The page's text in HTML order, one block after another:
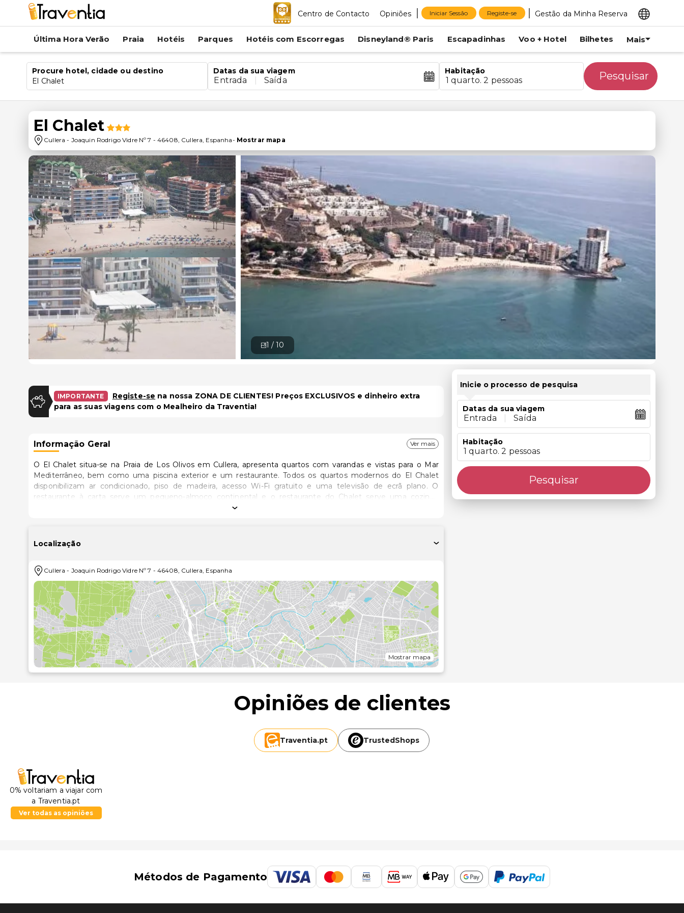
Centro de Contacto Opiniões Iniciar Sessão Registe-se Gestão da Minha Reserva
Última Hora Verão Praia Hotéis Parques Hotéis com Escorregas Disneyland® Paris Escapadinhas Voo + Hotel Bilhetes Mais
Procure hotel, cidade ou destino
El Chalet
Datas da sua viagem
Entrada Saída
Habitação
1 quarto. 2 pessoas Pesquisar
El Chalet
Cullera - Joaquin Rodrigo Vidre Nº 7 -46408, Cullera, Espanha- Mostrar mapa
1 /10
IMPORTANTE Registe-se na nossa ZONA DE CLIENTES! Preços EXCLUSIVOS e dinheiro extra
para as suas viagens com o Mealheiro da Traventia!
Informação Geral Ver mais
O El Chalet situa-se na Praia de Los Olivos em Cullera, apresenta quartos com varandas e vistas para o Mar
Mediterrâneo, bem como uma piscina exterior e um restaurante. Todos os quartos modernos do El Chalet
disponibilizam ar condicionado, piso de madeira, acesso Wi-Fi gratuito e uma televisão de ecrã plano. O
restaurante à carta serve um pequeno-almoço continental e o restaurante do Chalet serve uma cozinha
Localização
Cullera - Joaquin Rodrigo Vidre Nº 7 -46408, Cullera, Espanha
Mostrar mapa
Inicie o processo de pesquisa
Datas da sua viagem
Entrada Saída
Habitação
1 quarto. 2 pessoas
Pesquisar
Opiniões de clientes
Traventia.pt TrustedShops
0% voltariam a viajar com
a Traventia.pt
Ver todas as opiniões
Métodos de Pagamento